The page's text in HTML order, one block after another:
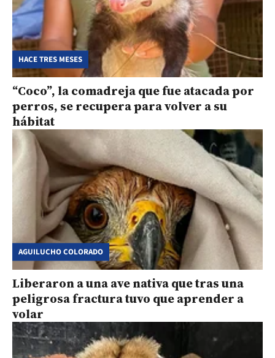
HACE TRES MESES
“Coco”, la comadreja que fue atacada por
perros, se recupera para volver a su
hábitat
AGUILUCHO COLORADO
Liberaron a una ave nativa que tras una
peligrosa fractura tuvo que aprender a
volar